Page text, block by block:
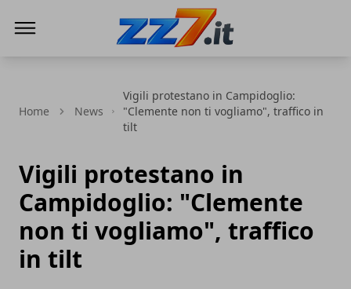
Home News
Vigili protestano in Campidoglio:
"Clemente non ti vogliamo", traffico in
tilt
Vigili protestano in
Campidoglio: "Clemente
non ti vogliamo", traffico
in tilt